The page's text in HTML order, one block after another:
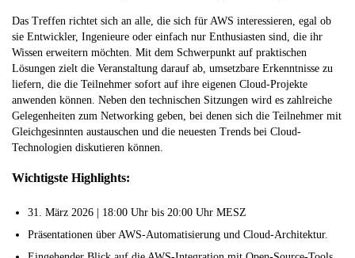
Das Treffen richtet sich an alle, die sich für AWS interessieren, egal ob
sie Entwickler, Ingenieure oder einfach nur Enthusiasten sind, die ihr
Wissen erweitern möchten. Mit dem Schwerpunkt auf praktischen
Lösungen zielt die Veranstaltung darauf ab, umsetzbare Erkenntnisse zu
liefern, die die Teilnehmer sofort auf ihre eigenen Cloud-Projekte
anwenden können. Neben den technischen Sitzungen wird es zahlreiche
Gelegenheiten zum Networking geben, bei denen sich die Teilnehmer mit
Gleichgesinnten austauschen und die neuesten Trends bei Cloud-
Technologien diskutieren können.
Wichtigste Highlights:
31. März 2026 | 18:00 Uhr bis 20:00 Uhr MESZ
Präsentationen über AWS-Automatisierung und Cloud-Architektur.